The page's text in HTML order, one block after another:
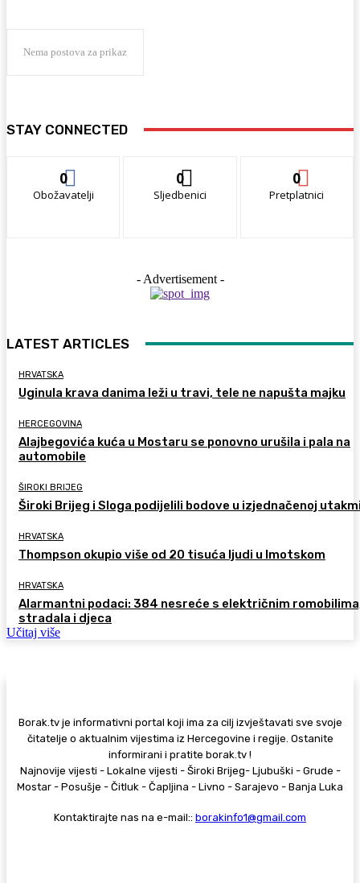
Nema postova za prikaz
STAY CONNECTED
0
Obožavatelji
0
Sljedbenici
0
Pretplatnici
- Advertisement -
LATEST ARTICLES
HRVATSKA
Uginula krava danima leži u travi, tele ne napušta majku
HERCEGOVINA
Alajbegovića kuća u Mostaru se ponovno urušila i pala na
automobile
ŠIROKI BRIJEG
Široki Brijeg i Sloga podijelili bodove u izjednačenoj
HRVATSKA
Thompson okupio više od 20 tisuća ljudi u Imotskom
HRVATSKA
Alarmantni podaci: 384 nesreće s električnim
stradala i djeca
Učitaj više
Borak.tv je informativni portal koji ima za cilj izvještavati sve svoje
čitatelje o aktualnim vijestima iz Hercegovine i regije. Ostanite
informirani i pratite borak.tv !
Najnovije vijesti - Lokalne vijesti - Široki Brijeg- Ljubuški - Grude -
Mostar - Posušje - Čitluk - Čapljina - Livno - Sarajevo - Banja Luka
Kontaktirajte nas na e-mail:: borakinfo1@gmail.com